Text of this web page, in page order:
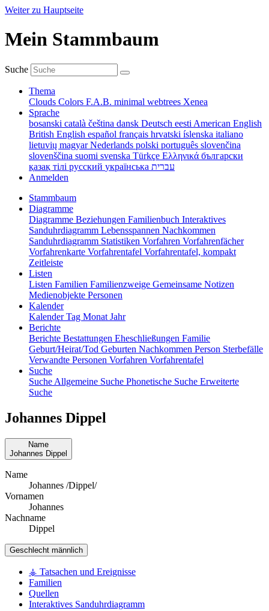
Weiter zu Hauptseite
Mein Stammbaum
Suche
Thema
Clouds Colors F.A.B. minimal webtrees Xenea
Sprache
bosanski català čeština dansk Deutsch eesti American English
British English español français hrvatski íslenska italiano
lietuvių magyarNederlands polski português slovenčina
slovenščina suomi svenska Türkçe Ελληνικά български
қазақ тілі русский українська עברית
Anmelden
Stammbaum
Diagramme
Diagramme Beziehungen Familienbuch Interaktives
Sanduhrdiagramm Lebensspannen Nachkommen
Sanduhrdiagramm Statistiken Vorfahren Vorfahrenfächer
Vorfahrenkarte Vorfahrentafel Vorfahrentafel, kompakt
Zeitleiste
Listen
Listen Familien Familienzweige Gemeinsame Notizen
Medienobjekte Personen
Kalender
KalenderTag Monat Jahr
Berichte
Berichte Bestattungen Eheschließungen Familie
Geburt/Heirat/Tod Geburten Nachkommen Person Sterbefälle
Verwandte Personen Vorfahren Vorfahrentafel
Suche
Suche Allgemeine Suche Phonetische Suche Erweiterte
Suche
Johannes Dippel
Name
Johannes Dippel
Name
Johannes /Dippel/
Vornamen
Johannes
Nachname
Dippel
Geschlecht männlich
⚶ Tatsachen und Ereignisse
Familien
Quellen
Interaktives Sanduhrdiagramm